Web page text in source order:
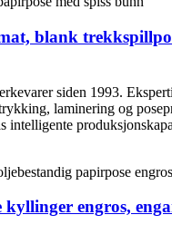
blank
siden 1993.
laminering og
engros,